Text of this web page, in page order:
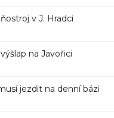
v J. Hradci
na Javořici
jezdit na denní bázi